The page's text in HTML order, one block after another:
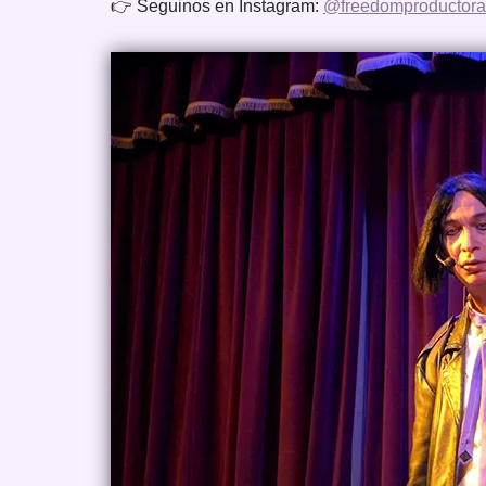
👉 Seguinos en Instagram: @freedomproductora